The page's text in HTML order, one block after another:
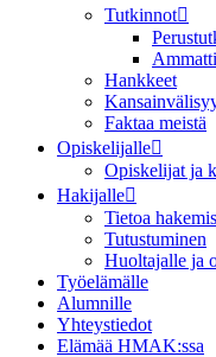
Tutkinnot
Hankkeet
Faktaa meistä
Opiskelijalle
Opiskelijat ja
Hakijalle
Tietoa
Tutustuminen
Huoltajalle ja
Työelämälle
Alumnille
Yhteystiedot
Elämää HMAK:ssa